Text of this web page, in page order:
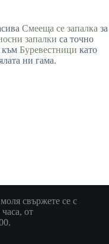
Смееща се запалка за
запалки са точно
към Буревестници като
ни гама.
свържете се с
от